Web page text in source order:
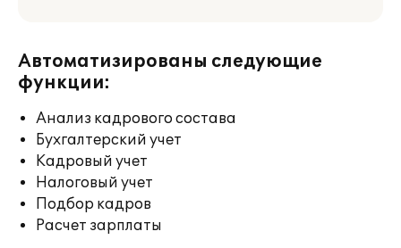
Автоматизированы следующие
функции:
Анализ кадрового состава
Бухгалтерский учет
Кадровый учет
Налоговый учет
Подбор кадров
Расчет зарплаты